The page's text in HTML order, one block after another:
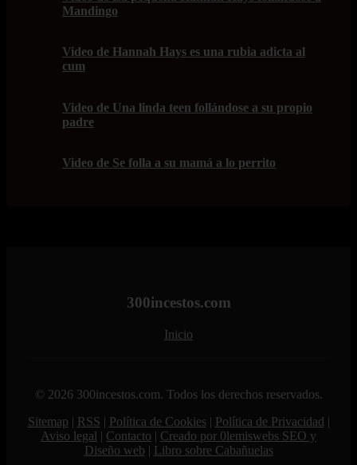
Mandingo
Video de Hannah Hays es una rubia adicta al
cum
Video de Una linda teen follándose a su propio
padre
Video de Se folla a su mamá a lo perrito
300incestos.com
Inicio
© 2026 300incestos.com. Todos los derechos reservados.
Sitemap | RSS | Política de Cookies| Política de Privacidad |
Aviso legal | Contacto | Creado por 0lemiswebs SEO y
Diseño web | Libro sobre Cabañuelas